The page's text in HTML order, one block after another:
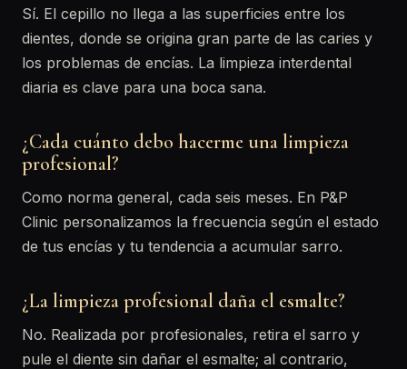
Sí. El cepillo no llega a las superficies entre los
dientes, donde se origina gran parte de las caries y
los problemas de encías. La limpieza interdental
diaria es clave para una boca sana.
¿Cada cuánto debo hacerme una limpieza
profesional?
Como norma general, cada seis meses. En P&P
Clinic personalizamos la frecuencia según el estado
de tus encías y tu tendencia a acumular sarro.
¿La limpieza profesional daña el esmalte?
No. Realizada por profesionales, retira el sarro y
pule el diente sin dañar el esmalte; al contrario,